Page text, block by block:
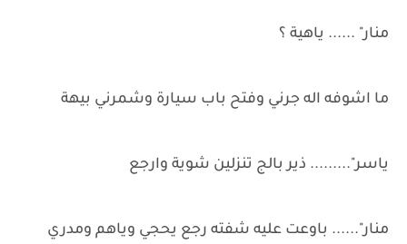
منار" ...... ياهية ؟
ما اشوفه اله جرني وفتح باب سيارة وشمرني بيهة
ياسر"......... ذير بالج تنزلين شوية وارجع
منار"...... باوعت عليه شفته رجع يحجي وياهم ومدري